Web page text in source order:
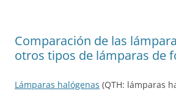
Comparación de las
otros tipos de lámparas de
Lámparas halógenas (QTH: lámparas